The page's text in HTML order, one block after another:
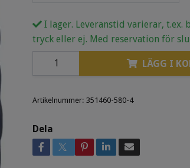
I lager. Leveranstid varierar, t.ex.
tryck eller ej. Med reservation för
LÄGG I
Artikelnummer: 351460-580-4
Dela